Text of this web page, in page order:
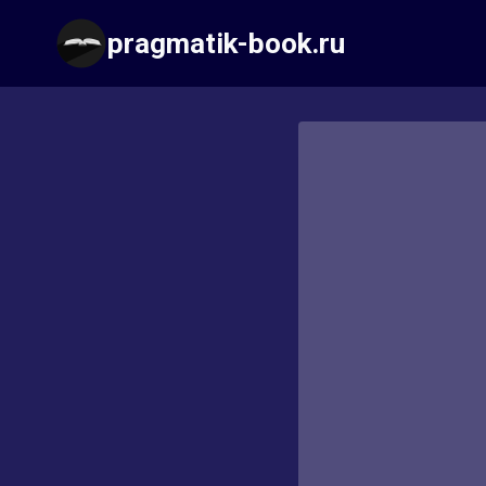
содержимому
pragmatik-book.ru